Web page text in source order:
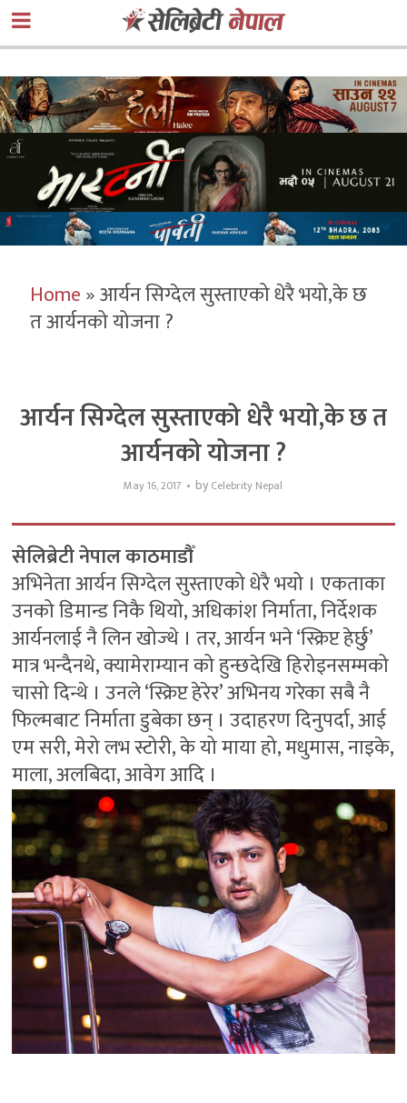
Home»आर्यन सिग्देल सुस्ताएको धेरै भयो,के छ
त आर्यनको योजना ?
आर्यन सिग्देल सुस्ताएको धेरै भयो,के छ त
आर्यनको योजना ?
May 16, 2017 by Celebrity Nepal
सेलिब्रेटी नेपाल काठमाडौँ
अभिनेता आर्यन सिग्देल सुस्ताएको धेरै भयो । एकताका
उनको डिमान्ड निकै थियो, अधिकांश निर्माता, निर्देशक
आर्यनलाई नै लिन खोज्थे । तर, आर्यन भने ‘स्क्रिप्ट हेर्छु’
मात्र भन्दैनथे, क्यामेराम्यान को हुन्छदेखि हिरोइनसम्मको
चासो दिन्थे । उनले ‘स्क्रिप्ट हेरेर’ अभिनय गरेका सबै नै
फिल्मबाट निर्माता डुबेका छन् । उदाहरण दिनुपर्दा, आई
एम सरी, मेरो लभ स्टोरी, के यो माया हो, मधुमास, नाइके,
माला, अलबिदा, आवेग आदि ।